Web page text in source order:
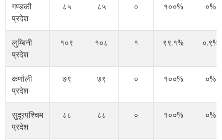
गण्डकी
प्रदेश
८५ ८५ ० १००% ०%
लुम्बिनी
प्रदेश
१०९ १०८ १ ९९.१% ०.९%
कर्णाली
प्रदेश
७९ ७९ ० १००% ०%
सुदूरपश्चिम
प्रदेश
८८ ८८ ० १००% ०%